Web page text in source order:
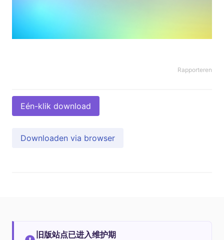
Rapporteren
Eén-klik download
Downloaden via browser
旧版站点已进入维护期